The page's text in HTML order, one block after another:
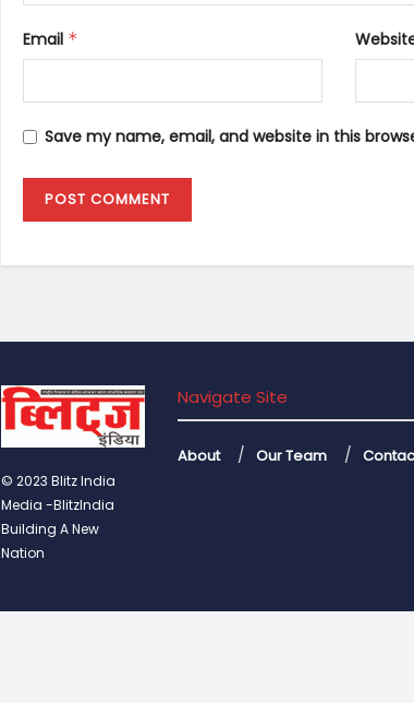
Email *
Save my name, email, and website in this
© 2023 Blitz India
Media -BlitzIndia
Building A New
Nation
Navigate Site
About Our Team